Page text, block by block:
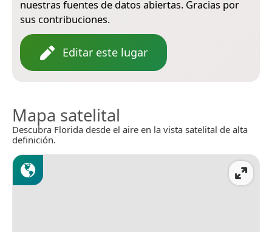
nuestras fuentes de datos abiertas. Gracias por
sus contribuciones.
Editar este lugar
Mapa satelital
Descubra Florida desde el aire en la vista satelital de alta
definición.